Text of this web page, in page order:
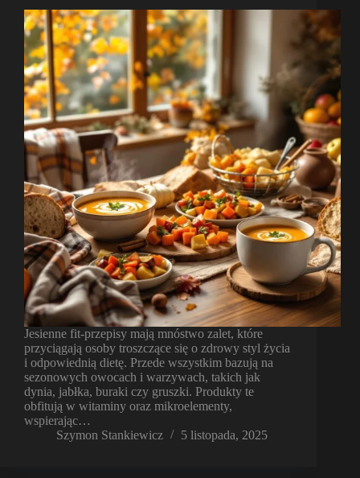
Jesienne fit-przepisy mają mnóstwo zalet, które
przyciągają osoby troszczące się o zdrowy styl życia
i odpowiednią dietę. Przede wszystkim bazują na
sezonowych owocach i warzywach, takich jak
dynia, jabłka, buraki czy gruszki. Produkty te
obfitują w witaminy oraz mikroelementy,
wspierając…
Szymon Stankiewicz
5 listopada, 2025